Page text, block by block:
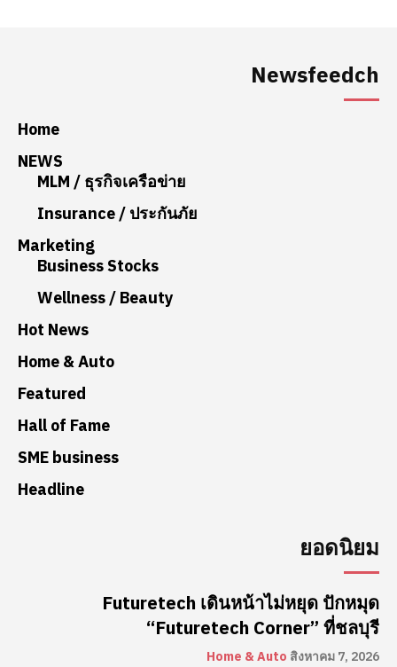
Newsfeedch
Home
NEWS
MLM / ธุรกิจเครือข่าย
Insurance / ประกันภัย
Marketing
Business Stocks
Wellness / Beauty
Hot News
Home & Auto
Featured
Hall of Fame
SME business
Headline
ยอดนิยม
Futuretech เดินหน้าไม่หยุด ปักหมุด
“Futuretech Corner” ที่ชลบุรี
Home & Auto สิงหาคม 7, 2026